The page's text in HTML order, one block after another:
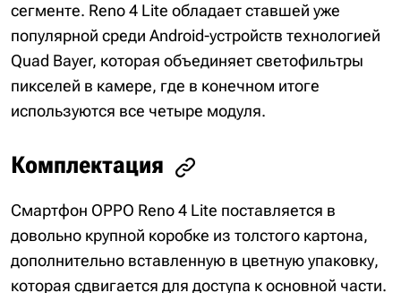
сегменте. Reno 4 Lite обладает ставшей уже
популярной среди Android-устройств технологией
Quad Bayer, которая объединяет светофильтры
пикселей в камере, где в конечном итоге
используются все четыре модуля.
Комплектация
Смартфон OPPO Reno 4 Lite поставляется в
довольно крупной коробке из толстого картона,
дополнительно вставленную в цветную упаковку,
которая сдвигается для доступа к основной части.